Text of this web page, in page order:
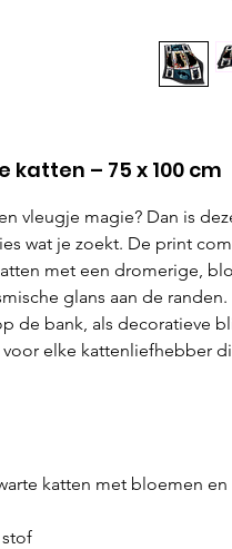
– 75 x 100 cm
vleugje magie? Dan is
wat je zoekt. De print
met een dromerige,
glans aan de randen.
de bank, als decoratieve
elke kattenliefhebber
katten met bloemen